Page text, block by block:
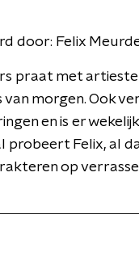
door: Felix
praat met
van morgen. Ook
en is er
probeert Felix, al
op